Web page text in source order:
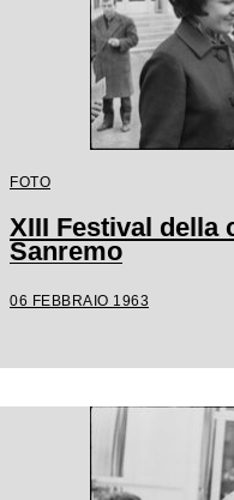
FOTO
XIII Festival della
Sanremo
06 FEBBRAIO 1963